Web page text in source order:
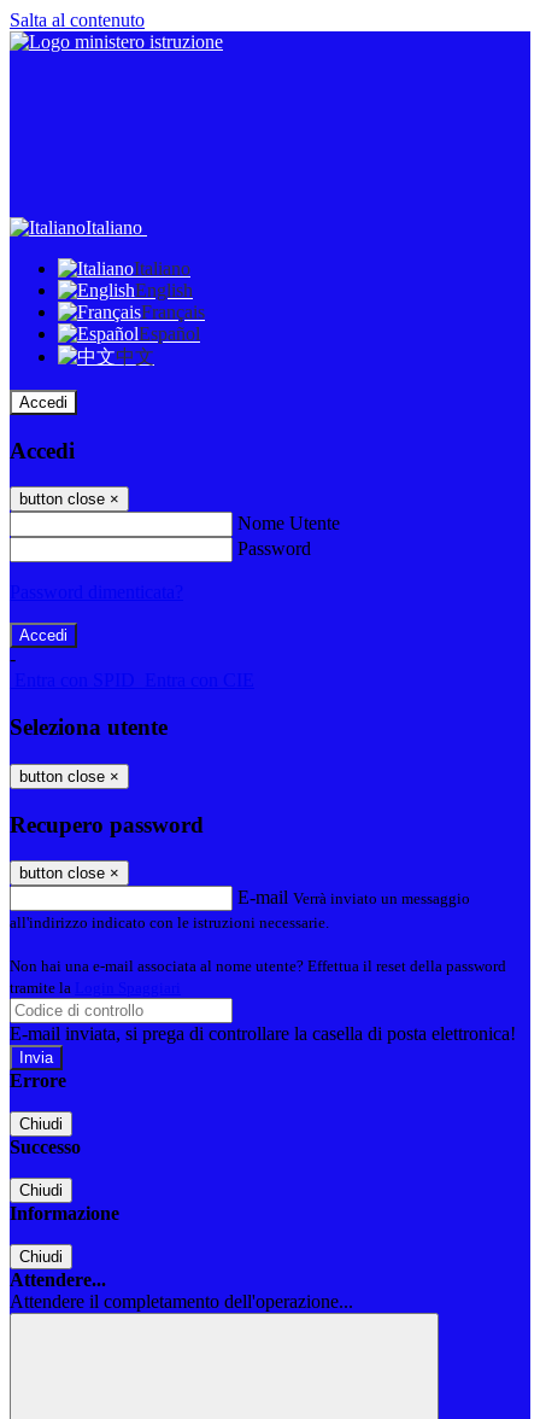
Salta al contenuto
Italiano
Italiano
English
Français
Español
中文
Accedi
Accedi
button close ×
Nome Utente
Password
-
Seleziona utente
button close ×
Recupero password
button close ×
E-mail Verrà inviato un messaggio
all'indirizzo indicato con le istruzioni necessarie.
Non hai una e-mail associata al nome utente? Effettua il reset della password
tramite la
E-mail inviata, si prega di controllare la casella di posta elettronica!
Errore
Chiudi
Successo
Chiudi
Informazione
Chiudi
Attendere...
Attendere il completamento dell'operazione...